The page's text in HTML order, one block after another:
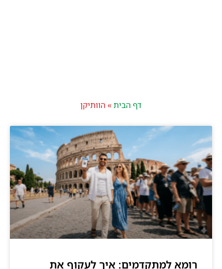
דף הבית» הוותיקן
רומא למתקדמים: איך לעקוף את